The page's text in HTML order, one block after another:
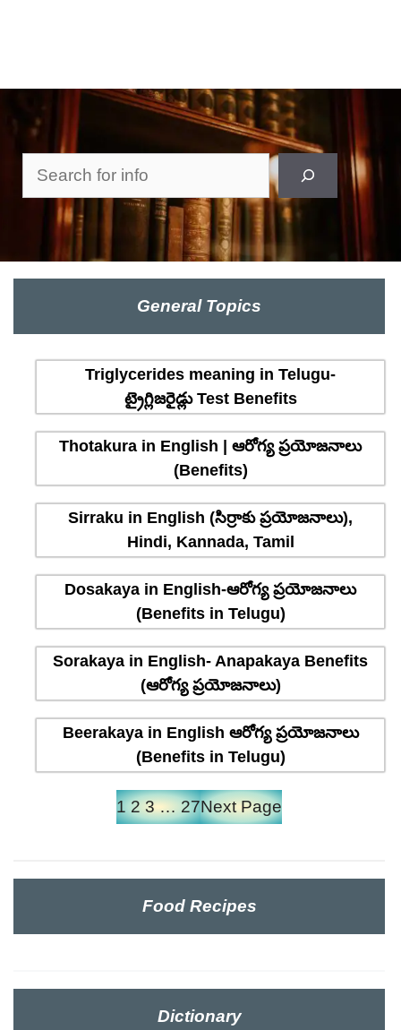
Search
General Topics
Triglycerides meaning in Telugu-
ట్రైగ్లిజరైడ్లు Test Benefits
Thotakura in English | ఆరోగ్య ప్రయోజనాలు
(Benefits)
Sirraku in English (సిర్రాకు ప్రయోజనాలు),
Hindi, Kannada, Tamil
Dosakaya in English-ఆరోగ్య ప్రయోజనాలు
(Benefits in Telugu)
Sorakaya in English- Anapakaya Benefits
(ఆరోగ్య ప్రయోజనాలు)
Beerakaya in English ఆరోగ్య ప్రయోజనాలు
(Benefits in Telugu)
1 2 3 … 27Next Page
Food Recipes
Dictionary